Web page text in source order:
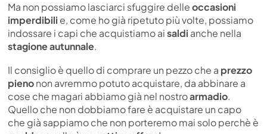
Ma non possiamo lasciarci sfuggire delleoccasioni
imperdibili e, come ho già ripetuto più volte, possiamo
indossare i capi che acquistiamo aisaldi anche nella
stagione autunnale.
Il consiglio è quello di comprare un pezzo che a prezzo
pienonon avremmo potuto acquistare, da abbinare a
cose che magari abbiamo già nel nostroarmadio.
Quello che non dobbiamo fare è acquistare un capo
che già sappiamo che non porteremo mai solo perchè è